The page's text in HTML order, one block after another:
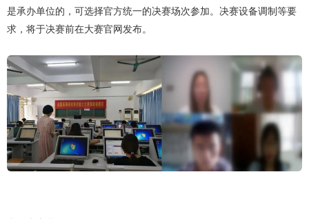
是承办单位的，可选择官方统一的决赛场次参加。决赛设备调制等要
求，将于决赛前在大赛官网发布。